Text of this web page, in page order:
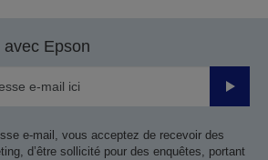
précédente
Epson
Valider
e-mail, vous acceptez de recevoir des
d’être sollicité pour des enquêtes, portant